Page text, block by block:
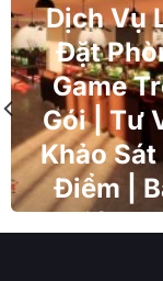
Dịch Vụ
Đặt
Game
Gói | Tư
Khảo
Điểm |
Giá